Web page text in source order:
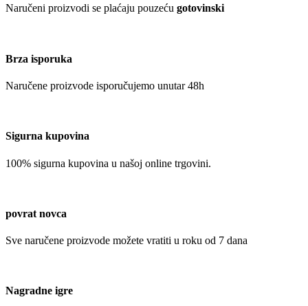
Naručeni proizvodi se plaćaju pouzeću gotovinski
Brza isporuka
Naručene proizvode isporučujemo unutar 48h
Sigurna kupovina
100% sigurna kupovina u našoj online trgovini.
povrat novca
Sve naručene proizvode možete vratiti u roku od 7 dana
Nagradne igre